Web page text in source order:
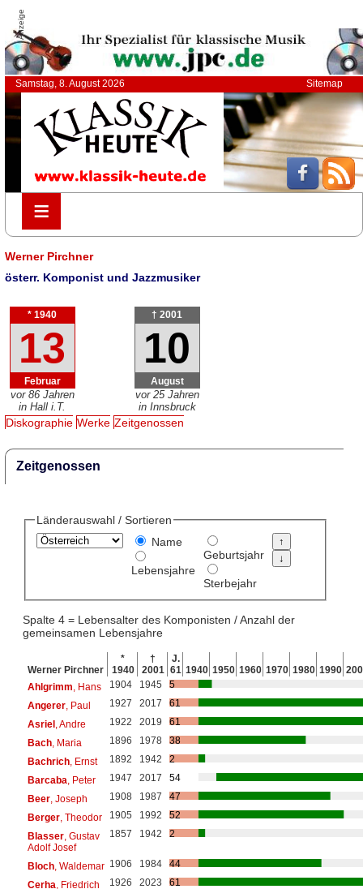
Anzeige
Samstag, 8. August 2026 Sitemap
≡
≡
Werner Pirchner
österr. Komponist und Jazzmusiker
* 1940
13
Februar
vor 86 Jahren
in Hall i.T.
† 2001
10
August
vor 25 Jahren
in Innsbruck
Diskographie Werke Zeitgenossen
Zeitgenossen
Länderauswahl / Sortieren
Name
Lebensjahre
Geburtsjahr
Sterbejahr
Spalte 4 = Lebensalter des Komponisten / Anzahl der
gemeinsamen Lebensjahre
Werner Pirchner
*
1940
†
2001
J.
61 1940 1950 1960 1970 1980 1990
Ahlgrimm , Hans 1904 1945
5
Angerer, Paul 1927 2017
61
Asriel, Andre 1922 2019
61
Bach, Maria 1896 1978
38
Bachrich, Ernst 1892 1942
2
Barcaba , Peter 1947 2017
54
Beer, Joseph 1908 1987
47
Berger, Theodor 1905 1992
52
Blasser, Gustav
Adolf Josef
1857 1942 2
Bloch, Waldemar 1906 1984
44
Cerha , Friedrich 1926 2023
61